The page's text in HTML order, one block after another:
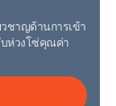
ชาญด้านการเข้า
ห่วงโซ่คุณค่า